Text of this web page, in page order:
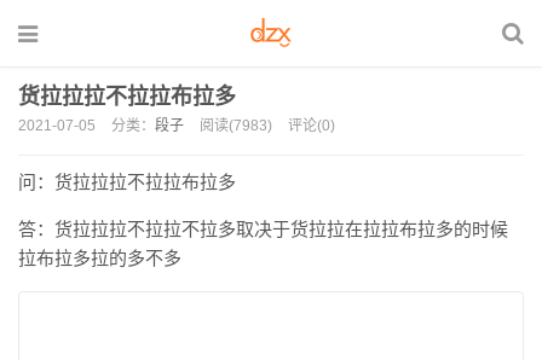
货拉拉拉不拉拉布拉多
2021-07-05 分类： 段子 阅读(7983) 评论(0)
问：货拉拉拉不拉拉布拉多
答：货拉拉拉不拉拉不拉多取决于货拉拉在拉拉布拉多的时候
拉布拉多拉的多不多